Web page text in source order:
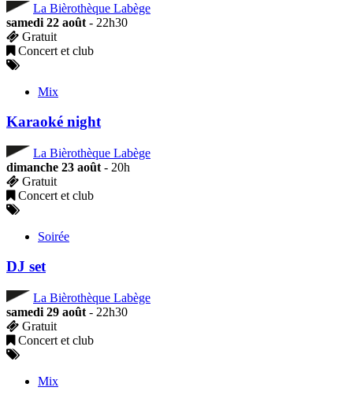
La Bièrothèque Labège
samedi 22 août - 22h30
Gratuit
Concert et club
Mix
Karaoké night
La Bièrothèque Labège
dimanche 23 août - 20h
Gratuit
Concert et club
Soirée
DJ set
La Bièrothèque Labège
samedi 29 août - 22h30
Gratuit
Concert et club
Mix